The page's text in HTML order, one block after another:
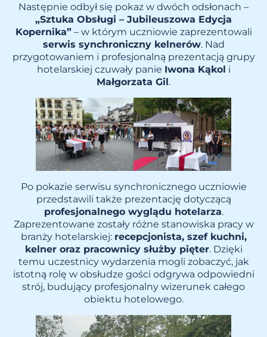
Następnie odbył się pokaz w dwóch odsłonach –
„Sztuka Obsługi – Jubileuszowa Edycja
Kopernika”– w którym uczniowie zaprezentowali
serwis synchroniczny kelnerów. Nad
przygotowaniem i profesjonalną prezentacją grupy
hotelarskiej czuwały panie Iwona Kąkol i
Małgorzata Gil.
Po pokazie serwisu synchronicznego uczniowie
przedstawili także prezentację dotyczącą
profesjonalnego wyglądu hotelarza.
Zaprezentowane zostały różne stanowiska pracy w
branży hotelarskiej: recepcjonista, szef kuchni,
kelner oraz pracownicy służby pięter. Dzięki
temu uczestnicy wydarzenia mogli zobaczyć, jak
istotną rolę w obsłudze gości odgrywa odpowiedni
strój, budujący profesjonalny wizerunek całego
obiektu hotelowego.